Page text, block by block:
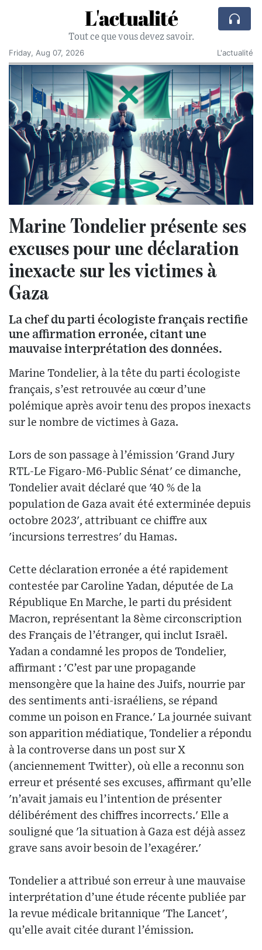
L'actualité
Tout ce que vous devez savoir.
Friday, Aug 07, 2026
L'actualité
Marine Tondelier présente ses
excuses pour une déclaration
inexacte sur les victimes à
Gaza
La chef du parti écologiste français rectifie
une affirmation erronée, citant une
mauvaise interprétation des données.
Marine Tondelier, à la tête du parti écologiste
français, s’est retrouvée au cœur d’une
polémique après avoir tenu des propos inexacts
sur le nombre de victimes à Gaza.
Lors de son passage à l’émission 'Grand Jury
RTL-Le Figaro-M6-Public Sénat' ce dimanche,
Tondelier avait déclaré que '40 % de la
population de Gaza avait été exterminée depuis
octobre 2023', attribuant ce chiffre aux
'incursions terrestres' du Hamas.
Cette déclaration erronée a été rapidement
contestée par Caroline Yadan, députée de La
République En Marche, le parti du président
Macron, représentant la 8ème circonscription
des Français de l’étranger, qui inclut Israël.
Yadan a condamné les propos de Tondelier,
affirmant : 'C’est par une propagande
mensongère que la haine des Juifs, nourrie par
des sentiments anti-israéliens, se répand
comme un poison en France.' La journée suivant
son apparition médiatique, Tondelier a répondu
à la controverse dans un post sur X
(anciennement Twitter), où elle a reconnu son
erreur et présenté ses excuses, affirmant qu’elle
'n’avait jamais eu l’intention de présenter
délibérément des chiffres incorrects.' Elle a
souligné que 'la situation à Gaza est déjà assez
grave sans avoir besoin de l’exagérer.'
Tondelier a attribué son erreur à une mauvaise
interprétation d’une étude récente publiée par
la revue médicale britannique 'The Lancet',
qu’elle avait citée durant l’émission.